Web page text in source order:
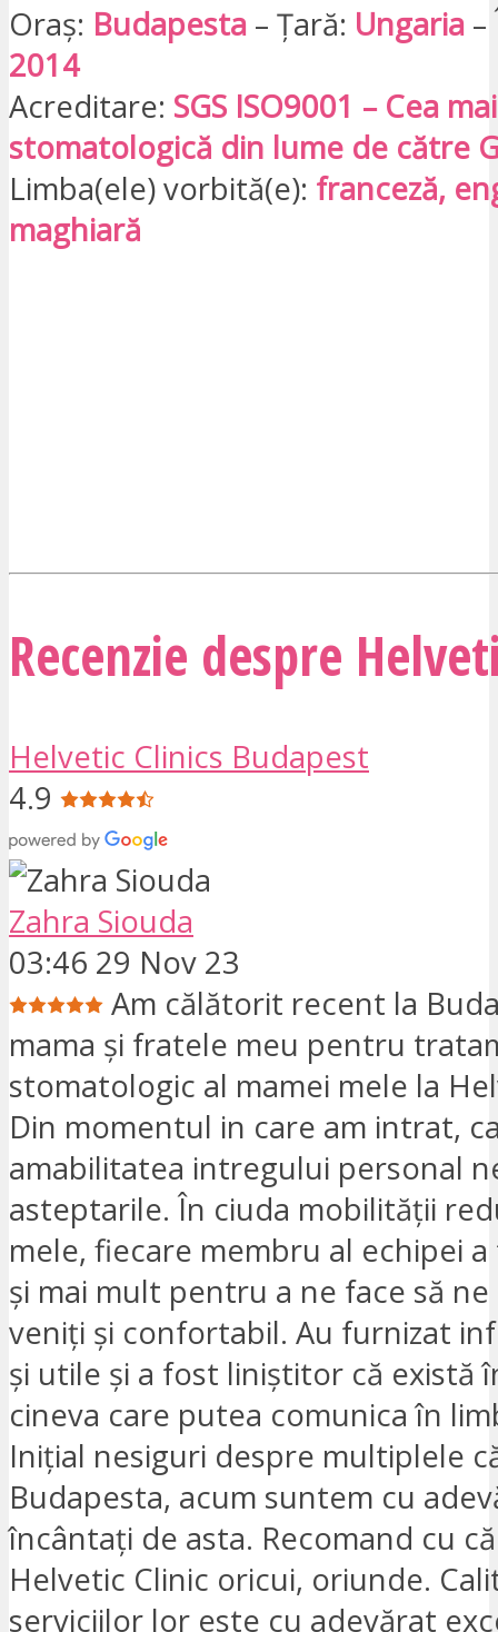
Oraș: Budapesta – Țară: Ungaria
2014
Acreditare: SGS ISO9001 – Cea
stomatologică din lume de către
Limba(ele) vorbită(e): franceză,
maghiară
Recenzie despre
Helvetic Clinics Budapest
4.9
Zahra Siouda
03:46 29 Nov 23
Am călătorit recent la
mama și fratele meu pentru
stomatologic al mamei mele la
Din momentul in care am intrat,
amabilitatea intregului personal
asteptarile. În ciuda mobilității
mele, fiecare membru al echipei
și mai mult pentru a ne face să
veniți și confortabil. Au furnizat
și utile și a fost liniștitor că există
cineva care putea comunica în
Inițial nesiguri despre multiplele
Budapesta, acum suntem cu
încântați de asta. Recomand cu
Helvetic Clinic oricui, oriunde.
serviciilor lor este cu adevărat